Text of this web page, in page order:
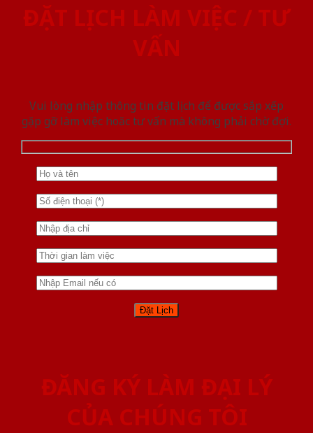
ĐẶT LỊCH LÀM VIỆC / TƯ
VẤN
Vui lòng nhập thông tin đặt lịch để được sắp xếp
gặp gỡ làm việc hoăc tư vấn mà không phải chờ đợi.
ĐĂNG KÝ LÀM ĐẠI LÝ
CỦA CHÚNG TÔI